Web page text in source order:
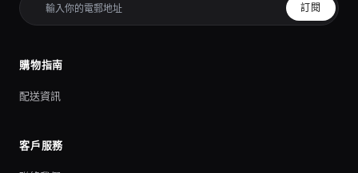
訂閱
購物指南
配送資訊
客戶服務